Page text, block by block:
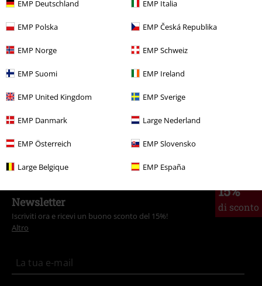
EMP Deutschland EMP Italia
EMP Polska EMP Česká Republika
EMP Norge EMP Schweiz
EMP Suomi EMP Ireland
EMP United Kingdom EMP Sverige
EMP Danmark Large Nederland
EMP Österreich EMP Slovensko
Large Belgique EMP España
Altre Categorie. Altre Scelte.
Offerte % Merchandise band
Abbigliamento & accessori
Band Merch Genere Core Metalcore
Band Merch Top Bands Electric Callboy
Band Merch Abbigliamento
15%
di sconto
Newsletter
Iscriviti ora e ricevi un buono sconto del 15%!
Altro